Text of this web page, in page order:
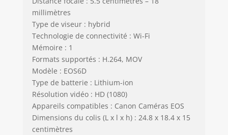
millimètres
Type de viseur : hybrid
Technologie de connectivité : Wi-Fi
Mémoire : 1
Formats supportés : H.264, MOV
Modèle : EOS6D
Type de batterie : Lithium-ion
Résolution vidéo : HD (1080)
Appareils compatibles : Canon Caméras EOS
Dimensions du colis (L x l x h) : 24.8 x 18.4 x 15
centimètres